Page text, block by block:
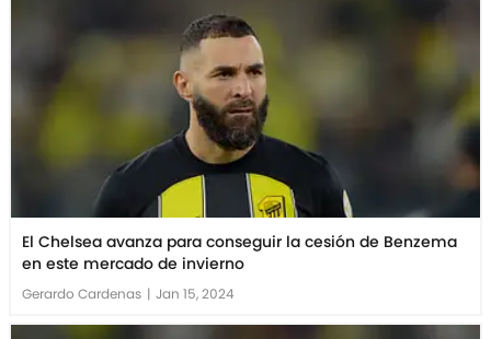
El Chelsea avanza para conseguir la cesión de Benzema
en este mercado de invierno
Gerardo Cardenas | Jan 15, 2024